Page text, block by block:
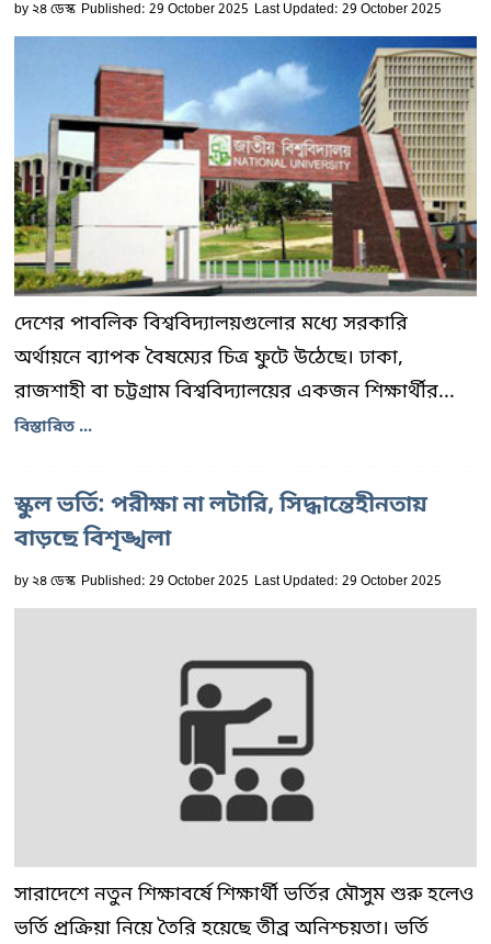
by২৪ ডেস্ক Published: 29 October 2025 Last Updated: 29 October 2025
দেশের পাবলিক বিশ্ববিদ্যালয়গুলোর মধ্যে সরকারি
অর্থায়নে ব্যাপক বৈষম্যের চিত্র ফুটে উঠেছে। ঢাকা,
রাজশাহী বা চট্টগ্রাম বিশ্ববিদ্যালয়ের একজন শিক্ষার্থীর...
বিস্তারিত ...
স্কুল ভর্তি: পরীক্ষা না লটারি, সিদ্ধান্তেহীনতায়
বাড়ছে বিশৃঙ্খলা
by২৪ ডেস্ক Published: 29 October 2025 Last Updated: 29 October 2025
সারাদেশে নতুন শিক্ষাবর্ষে শিক্ষার্থী ভর্তির মৌসুম শুরু হলেও
ভর্তি প্রক্রিয়া নিয়ে তৈরি হয়েছে তীব্র অনিশ্চয়তা। ভর্তি